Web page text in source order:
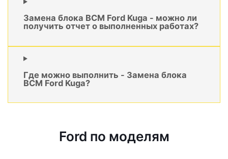
Замена блока BCM Ford Kuga - можно ли
получить отчет о выполненных работах?
Где можно выполнить - Замена блока
BCM Ford Kuga?
Ford по моделям